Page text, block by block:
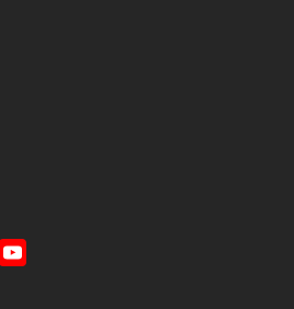
Twitter